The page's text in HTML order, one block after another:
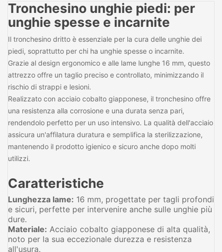
Tronchesino unghie piedi: per
unghie spesse e incarnite
Il tronchesino dritto è essenziale per la cura delle unghie dei
piedi, soprattutto per chi ha unghie spesse o incarnite.
Grazie al design ergonomico e alle lame lunghe 16 mm, questo
attrezzo offre un taglio preciso e controllato, minimizzando il
rischio di strappi e lesioni.
Realizzato con acciaio cobalto giapponese, il tronchesino offre
una resistenza alla corrosione e una durata senza pari,
rendendolo perfetto per un uso intensivo. La qualità dell'acciaio
assicura un'affilatura duratura e semplifica la sterilizzazione,
mantenendo il prodotto igienico e sicuro anche dopo molti
utilizzi.
Caratteristiche
Lunghezza lame: 16 mm, progettate per tagli profondi
e sicuri, perfette per intervenire anche sulle unghie più
dure.
Materiale: Acciaio cobalto giapponese di alta qualità,
noto per la sua eccezionale durezza e resistenza
all'usura.